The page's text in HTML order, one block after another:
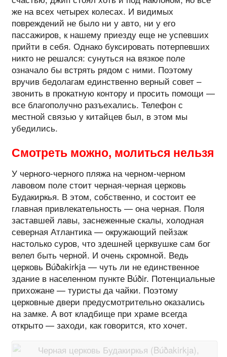
же на всех четырех колесах. И видимых
повреждений не было ни у авто, ни у его
пассажиров, к нашему приезду еще не успевших
прийти в себя. Однако буксировать потерпевших
никто не решался: сунуться на вязкое поле
означало бы встрять рядом с ними. Поэтому
вручив бедолагам единственно верный совет –
звонить в прокатную контору и просить помощи —
все благополучно разъехались. Телефон с
местной связью у китайцев был, в этом мы
убедились.
Смотреть можно, молиться нельзя
У черного-черного пляжа на черном-черном
лавовом поле стоит черная-черная церковь
Будакиркья. В этом, собственно, и состоит ее
главная привлекательность — она черная. Поля
заставшей лавы, заснеженные скалы, холодная
северная Атлантика — окружающий пейзаж
настолько суров, что здешней церквушке сам бог
велел быть черной. И очень скромной. Ведь
церковь Búðakirkja — чуть ли не единственное
здание в населенном пункте Búðir. Потенциальные
прихожане — туристы да чайки. Поэтому
церковные двери предусмотрительно оказались
на замке. А вот кладбище при храме всегда
открыто — заходи, как говорится, кто хочет.